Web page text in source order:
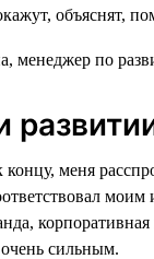
объяснят,
меня
корпоративная
сильным.